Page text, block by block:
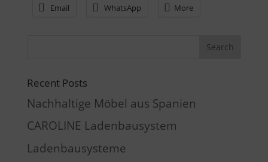
Email WhatsApp More
Recent Posts
Nachhaltige Möbel aus Spanien
CAROLINE Ladenbausystem
Ladenbausysteme